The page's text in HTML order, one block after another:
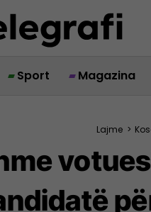
Sport Magazina
Lajme >